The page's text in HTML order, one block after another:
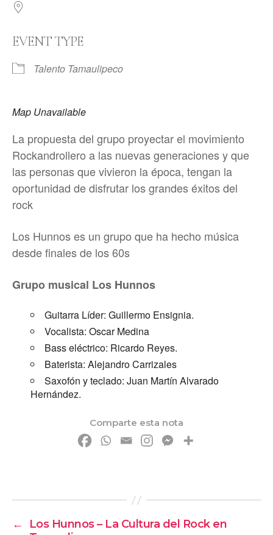
EVENT TYPE
Talento Tamaulipeco
Map Unavailable
La propuesta del grupo proyectar el movimiento
Rockandrollero a las nuevas generaciones y que
las personas que vivieron la época, tengan la
oportunidad de disfrutar los grandes éxitos del
rock
Los Hunnos es un grupo que ha hecho música
desde finales de los 60s
Grupo musical Los Hunnos
Guitarra Líder: Guillermo Ensignia.
Vocalista: Oscar Medina
Bass eléctrico: Ricardo Reyes.
Baterista: Alejandro Carrizales
Saxofón y teclado: Juan Martín Alvarado
Hernández.
Comparte esta nota
←
Los Hunnos – La Cultura del Rock en